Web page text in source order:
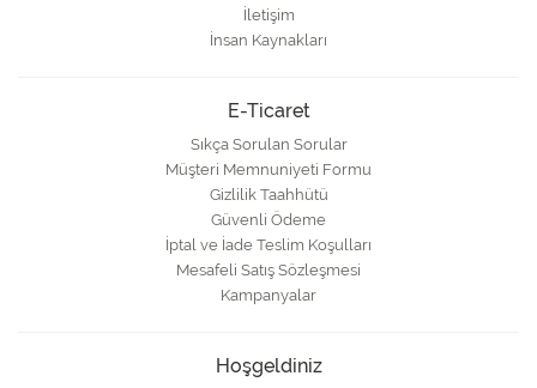
İletişim
İnsan Kaynakları
E-Ticaret
Sıkça Sorulan Sorular
Müşteri Memnuniyeti Formu
Gizlilik Taahhütü
Güvenli Ödeme
İptal ve İade Teslim Koşulları
Mesafeli Satış Sözleşmesi
Kampanyalar
Hoşgeldiniz